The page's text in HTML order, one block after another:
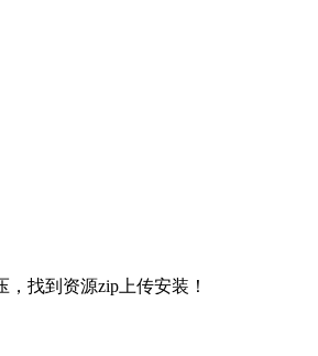
找到资源zip上传安装！